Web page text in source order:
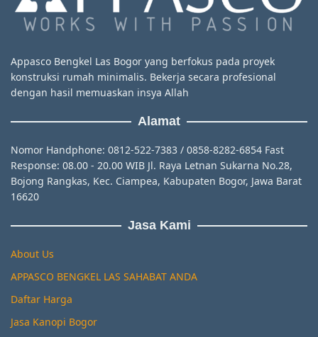
Appasco Bengkel Las Bogor yang berfokus pada proyek
konstruksi rumah minimalis. Bekerja secara profesional
dengan hasil memuaskan insya Allah
Alamat
Nomor Handphone: 0812-522-7383 / 0858-8282-6854 Fast
Response: 08.00 - 20.00 WIB Jl. Raya Letnan Sukarna No.28,
Bojong Rangkas, Kec. Ciampea, Kabupaten Bogor, Jawa Barat
16620
Jasa Kami
About Us
APPASCO BENGKEL LAS SAHABAT ANDA
Daftar Harga
Jasa Kanopi Bogor